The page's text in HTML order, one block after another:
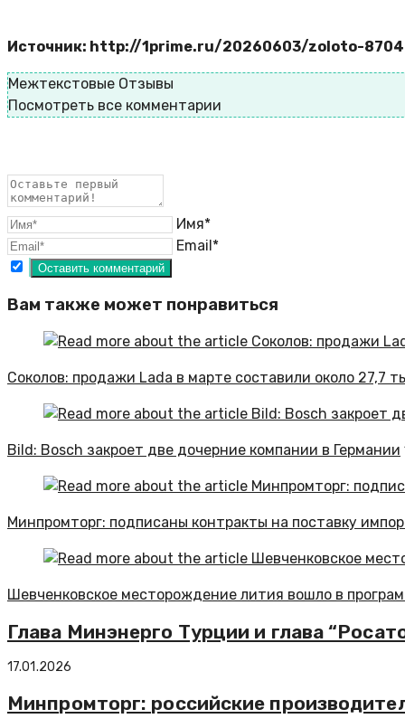
Источник: http://1prime.ru/20260603/zoloto-
Межтекстовые Отзывы
Посмотреть все комментарии
Имя*
Email*
Вам также может понравиться
Соколов: продажи Lada в марте составили около 27,7
Bild: Bosch закроет две дочерние компании в Германии
Минпромторг: подписаны контракты на поставку
Шевченковское месторождение лития вошло в
Глава Минэнерго Турции и глава
17.01.2026
Минпромторг: российские